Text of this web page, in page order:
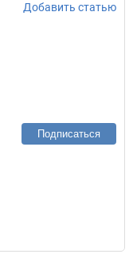
Добавить статью
Подписаться